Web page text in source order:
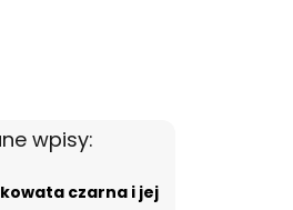
wpisy:
czarna i jej